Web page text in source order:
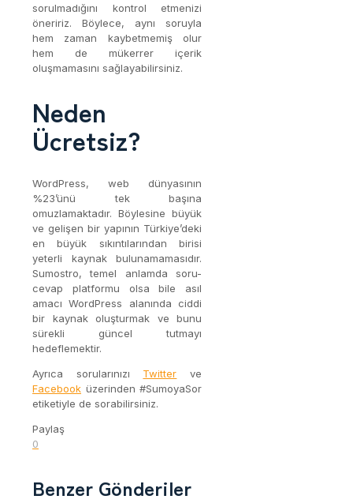
sorulmadığını kontrol etmenizi
öneririz. Böylece, aynı soruyla
hem zaman kaybetmemiş olur
hem de mükerrer içerik
oluşmamasını sağlayabilirsiniz.
Neden
Ücretsiz?
WordPress, web dünyasının
%23’ünü tek başına
omuzlamaktadır. Böylesine büyük
ve gelişen bir yapının Türkiye’deki
en büyük sıkıntılarından birisi
yeterli kaynak bulunamamasıdır.
Sumostro, temel anlamda soru-
cevap platformu olsa bile asıl
amacı WordPress alanında ciddi
bir kaynak oluşturmak ve bunu
sürekli güncel tutmayı
hedeflemektir.
Ayrıca sorularınızı Twitter ve
Facebook üzerinden #SumoyaSor
etiketiyle de sorabilirsiniz.
Paylaş
0
Benzer Gönderiler